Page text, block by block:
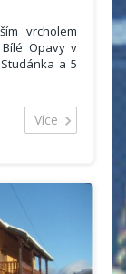
vrcholem
Opavy v
a 5
Ludvíkov,
rodinnou
Více